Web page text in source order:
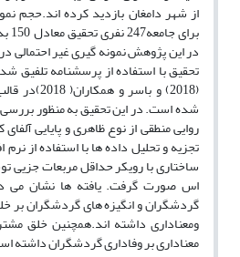
از شهر دامغان بازدید کرده اند.حجم
در این پژوهش نمونه گیری غیر
تحقیق با استفاده از پرسشنامه تلفیق
(2018) و
شده است. در این تحقیق به منظور بررسی
روایی منطقی از نوع ظاهری و پایایی
ساختاری با رویکر حداقل مربعات جزیی
اس صورت گرفت. یافته ها نشان می
گردشگران و انگیزه های گردشگران بر
ومعناداری داشته اند.همچنین خلق
معناداری بر وفاداری گردشگران داشته